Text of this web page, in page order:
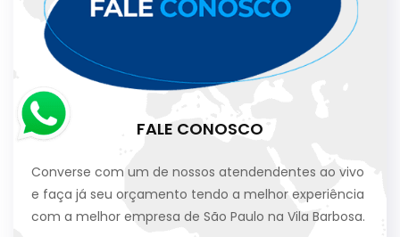
FALE CONOSCO
Converse com um de nossos atendendentes ao vivo
e faça já seu orçamento tendo a melhor experiência
com a melhor empresa de São Paulo na Vila Barbosa.